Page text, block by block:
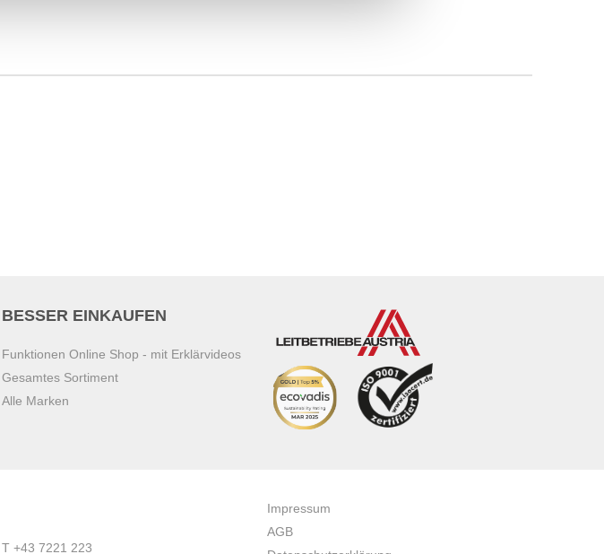
BESSER EINKAUFEN
Funktionen Online Shop - mit Erklärvideos
Gesamtes Sortiment
Alle Marken
T +43 7221 223
Impressum
AGB